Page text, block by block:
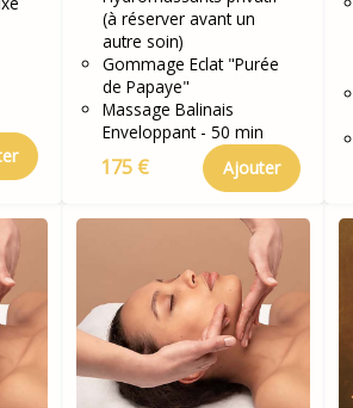
(à réserver avant un
autre soin)
Gommage Eclat "Purée
de Papaye"
Massage Balinais
Enveloppant - 50 min
175 € Ajouter